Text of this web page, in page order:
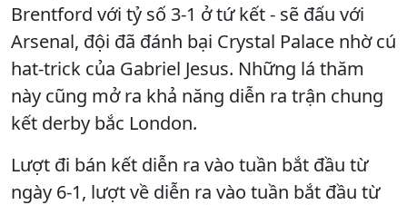
Brentford với tỷ số 3-1 ở tứ kết - sẽ đấu với
Arsenal, đội đã đánh bại Crystal Palace nhờ cú
hat-trick của Gabriel Jesus. Những lá thăm
này cũng mở ra khả năng diễn ra trận chung
kết derby bắc London.
Lượt đi bán kết diễn ra vào tuần bắt đầu từ
ngày 6-1, lượt về diễn ra vào tuần bắt đầu từ